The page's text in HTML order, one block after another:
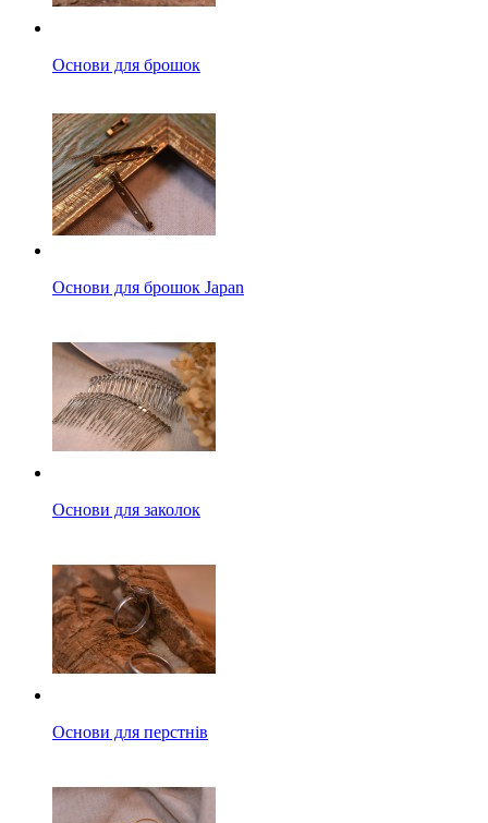
Основи для брошок
Основи для брошок Japan
Основи для заколок
Основи для перстнів